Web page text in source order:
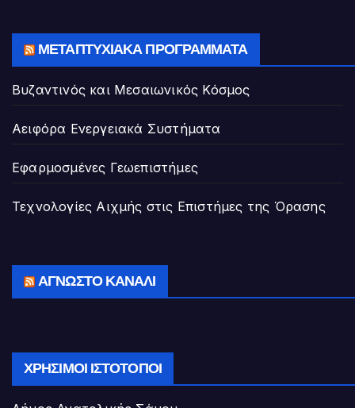
ΜΕΤΑΠΤΥΧΙΑΚΆ ΠΡΟΓΡΆΜΜΑΤΑ
Βυζαντινός και Μεσαιωνικός Κόσμος
Αειφόρα Ενεργειακά Συστήματα
Εφαρμοσμένες Γεωεπιστήμες
Τεχνολογίες Αιχμής στις Επιστήμες της Όρασης
ΆΓΝΩΣΤΟ ΚΑΝΆΛΙ
ΧΡΉΣΙΜΟΙ ΙΣΤΌΤΟΠΟΙ